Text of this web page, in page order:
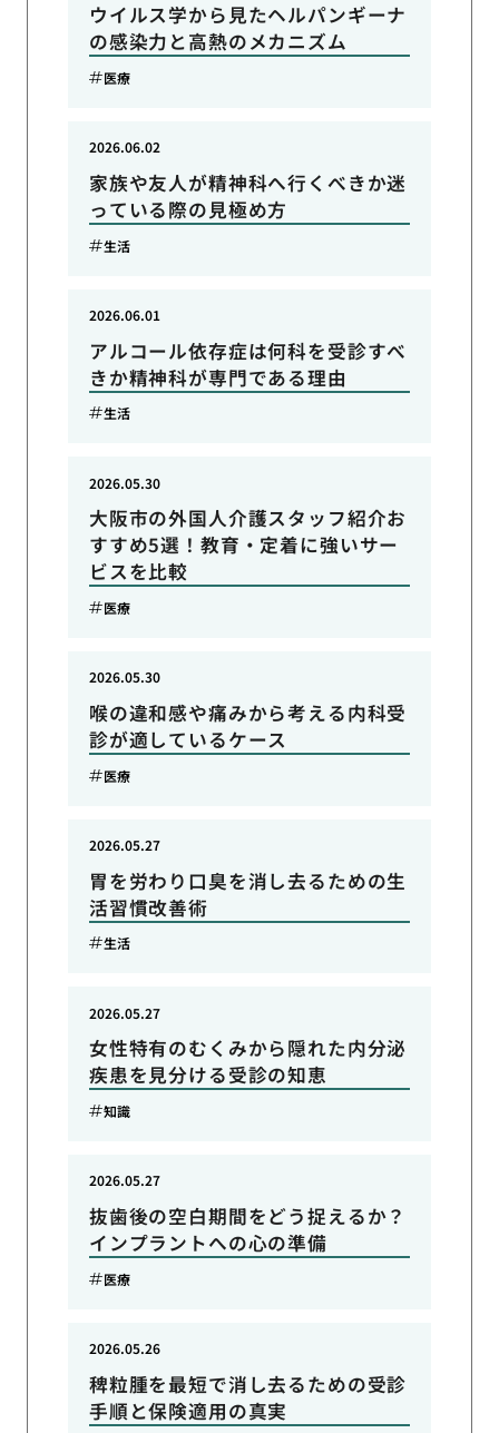
ウイルス学から見たヘルパンギーナ
の感染力と高熱のメカニズム
医療
家族や友人が精神科へ行くべきか迷
っている際の見極め方
2026.06.02
生活
アルコール依存症は何科を受診すべ
きか精神科が専門である理由
2026.06.01
生活
大阪市の外国人介護スタッフ紹介お
すすめ5選！教育・定着に強いサー
ビスを比較
2026.05.30
医療
喉の違和感や痛みから考える内科受
診が適しているケース
2026.05.30
医療
胃を労わり口臭を消し去るための生
活習慣改善術
2026.05.27
生活
女性特有のむくみから隠れた内分泌
疾患を見分ける受診の知恵
2026.05.27
知識
抜歯後の空白期間をどう捉えるか？
インプラントへの心の準備
2026.05.27
医療
稗粒腫を最短で消し去るための受診
手順と保険適用の真実
2026.05.26